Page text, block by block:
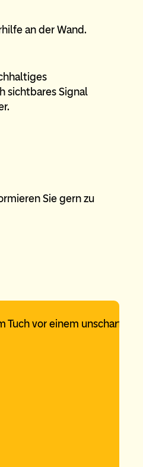
sichtbares Signal
Sie gern zu